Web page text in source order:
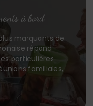
à bord
marquants de
répond
particulières
familiales,